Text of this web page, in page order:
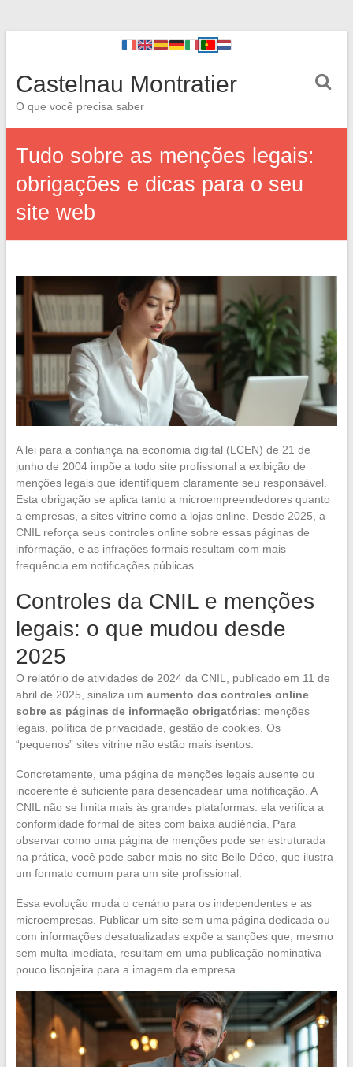
Castelnau Montratier
O que você precisa saber
Tudo sobre as menções legais:
obrigações e dicas para o seu
site web
A lei para a confiança na economia digital (LCEN) de 21 de
junho de 2004 impõe a todo site profissional a exibição de
menções legais que identifiquem claramente seu responsável.
Esta obrigação se aplica tanto a microempreendedores quanto
a empresas, a sites vitrine como a lojas online. Desde 2025, a
CNIL reforça seus controles online sobre essas páginas de
informação, e as infrações formais resultam com mais
frequência em notificações públicas.
Controles da CNIL e menções
legais: o que mudou desde
2025
O relatório de atividades de 2024 da CNIL, publicado em 11 de
abril de 2025, sinaliza um aumento dos controles online
sobre as páginas de informação obrigatórias: menções
legais, política de privacidade, gestão de cookies. Os
“pequenos” sites vitrine não estão mais isentos.
Concretamente, uma página de menções legais ausente ou
incoerente é suficiente para desencadear uma notificação. A
CNIL não se limita mais às grandes plataformas: ela verifica a
conformidade formal de sites com baixa audiência. Para
observar como uma página de menções pode ser estruturada
na prática, você pode saber mais no site Belle Déco, que ilustra
um formato comum para um site profissional.
Essa evolução muda o cenário para os independentes e as
microempresas. Publicar um site sem uma página dedicada ou
com informações desatualizadas expõe a sanções que, mesmo
sem multa imediata, resultam em uma publicação nominativa
pouco lisonjeira para a imagem da empresa.